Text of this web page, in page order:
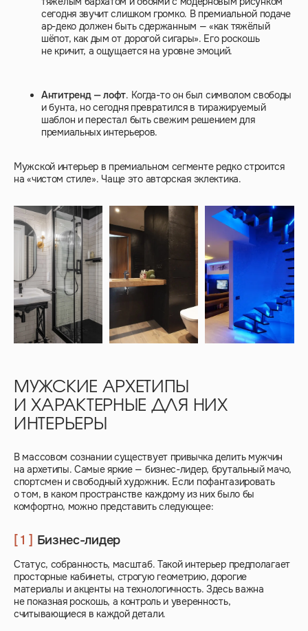
сегодня звучит слишком громко. В премиальной подаче
ар-деко должен быть сдержанным — «как тяжёлый
шёпот, как дым от дорогой сигары». Его роскошь
не кричит, а ощущается на уровне эмоций.
Антитренд — лофт. Когда-то он был символом свободы
и бунта, но сегодня превратился в тиражируемый
шаблон и перестал быть свежим решением для
премиальных интерьеров.
Мужской интерьер в премиальном сегменте редко строится
на «чистом стиле». Чаще это авторская эклектика.
МУЖСКИЕ АРХЕТИПЫ
И ХАРАКТЕРНЫЕ ДЛЯ НИХ
ИНТЕРЬЕРЫ
В массовом сознании существует привычка делить мужчин
на архетипы. Самые яркие — бизнес-лидер, брутальный мачо,
спортсмен и свободный художник. Если пофантазировать
о том, в каком пространстве каждому из них было бы
комфортно, можно представить следующее:
[ 1 ] Бизнес-лидер
Статус, собранность, масштаб. Такой интерьер предполагает
просторные кабинеты, строгую геометрию, дорогие
материалы и акценты на технологичность. Здесь важна
не показная роскошь, а контроль и уверенность,
считывающиеся в каждой детали.